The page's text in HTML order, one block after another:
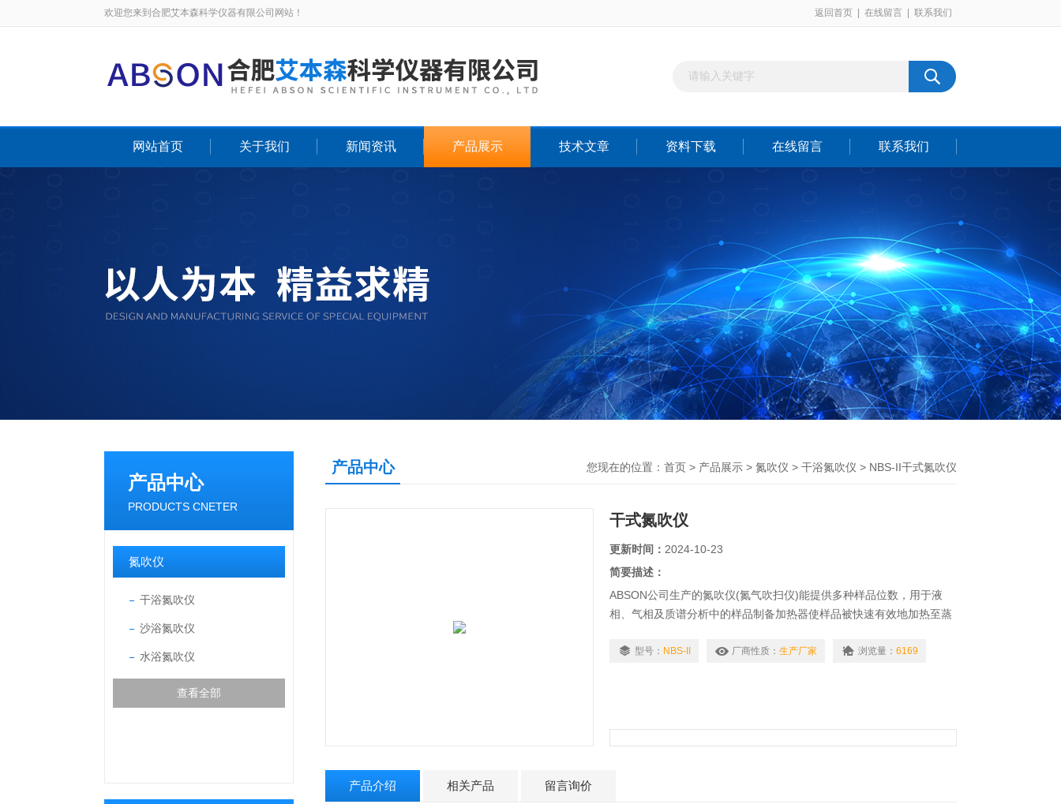
欢迎您来到合肥艾本森科学仪器有限公司网站！ 返回首页 在线留言 联系我们
网站首页 关于我们 新闻资讯 产品展示 技术文章 资料下载 在线留言 联系我们
产品中心
PRODUCTS CNETER
氮吹仪
干浴氮吹仪
沙浴氮吹仪
水浴氮吹仪
查看全部
产品中心 您现在的位置： 首页 > 产品展示 > 氮吹仪 > 干浴氮吹仪 > NBS-II干式氮吹仪
干式氮吹仪
更新时间： 2024-10-23
简要描述：
ABSON公司生产的氮吹仪(氮气吹扫仪)能提供多种样品位数，用于液
相、气相及质谱分析中的样品制备加热器使样品被快速有效地加热至蒸
品浓缩型号： NBS-II 厂商性质： 生产厂家 浏览量： 6169
产品介绍 相关产品 留言询价